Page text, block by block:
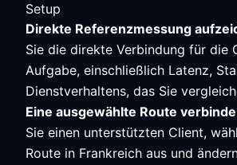
Setup
Direkte Referenzmessung
Sie die direkte Verbindung für die
Aufgabe, einschließlich Latenz,
Dienstverhaltens, das Sie
Eine ausgewählte Route
Sie einen unterstützten Client,
Route in Frankreich aus und